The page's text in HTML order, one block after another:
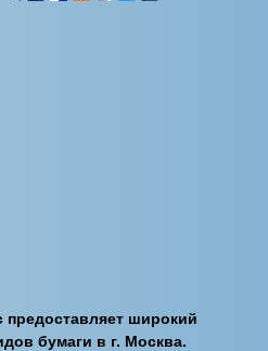
широкий
бумаги в г. Москва.